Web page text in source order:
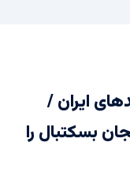
سبدهای ایران /
بسکتبال را